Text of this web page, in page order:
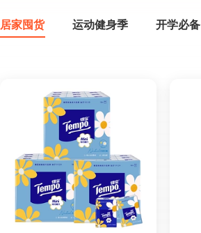
居家囤货 运动健身季 开学必备